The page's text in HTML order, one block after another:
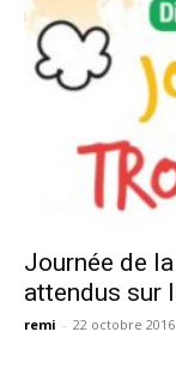
Journée de
attendus sur
remi - 22 octobre 2016